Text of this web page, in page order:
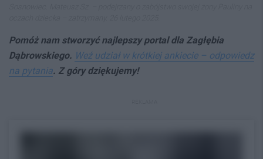
Pomóż nam stworzyć najlepszy portal dla Zagłębia
Dąbrowskiego. Weź udział w krótkiej ankiecie – odpowiedz
na pytania. Z góry dziękujemy!